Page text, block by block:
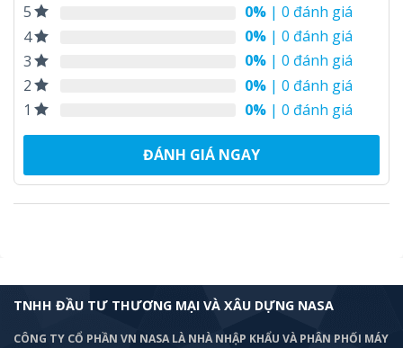
5 0% | 0 đánh giá
4
0% | 0 đánh giá
3
0% | 0 đánh giá
2
0% | 0 đánh giá
1
0% | 0 đánh giá
ĐÁNH GIÁ NGAY
TNHH ĐẦU TƯ THƯƠNG MẠI VÀ XÂU DỰNG NASA
CÔNG TY CỔ PHẦN VN NASA LÀ NHÀ NHẬP KHẨU VÀ PHÂN PHỐI MÁY